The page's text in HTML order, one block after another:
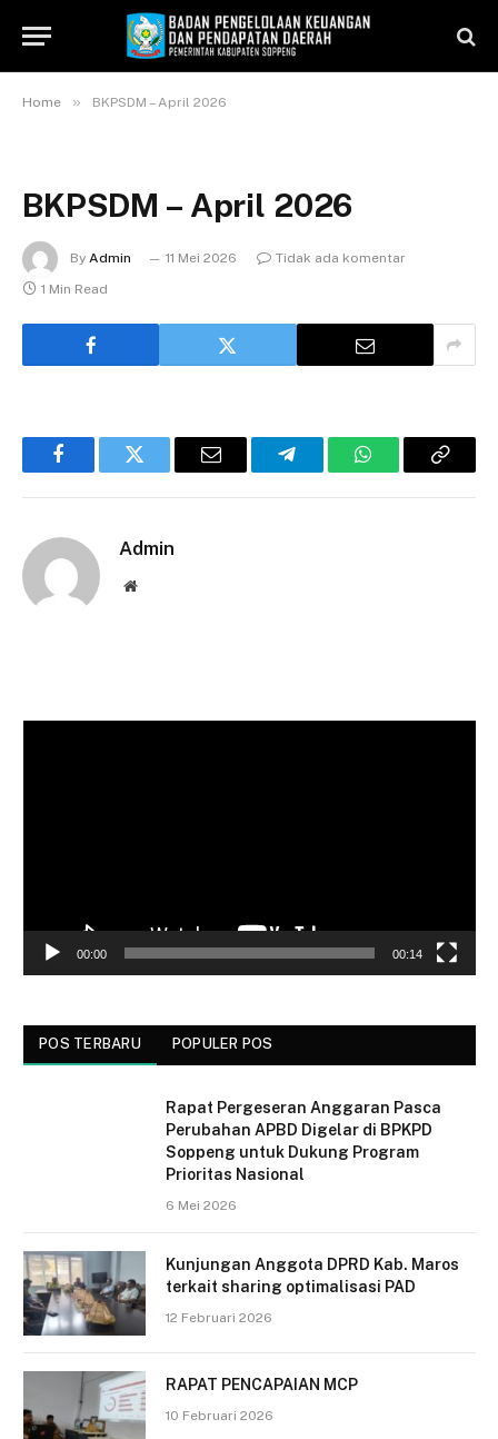
Home » BKPSDM – April 2026
BKPSDM – April 2026
By Admin 11 Mei 2026
Tidak ada komentar
1 Min Read
FacebookTwitter Email TelegramWhatsAppCopy
Admin
Website
00:00 00:14
POS TERBARU POPULER POS
Rapat Pergeseran Anggaran Pasca
Perubahan APBD Digelar di BPKPD
Soppeng untuk Dukung Program
Prioritas Nasional
6 Mei 2026
Kunjungan Anggota DPRD Kab. Maros
terkait sharing optimalisasi PAD
12 Februari 2026
RAPAT PENCAPAIAN MCP
10 Februari 2026